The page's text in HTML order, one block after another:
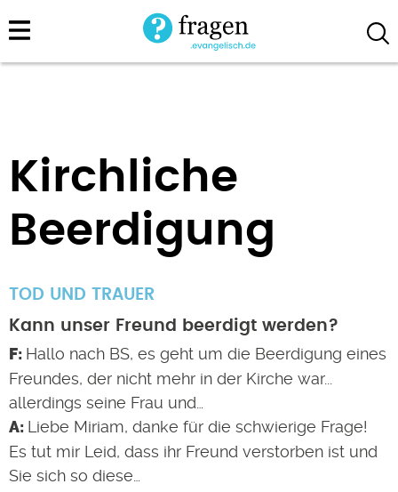
Direkt
zum
Kirchliche
Beerdigung
TOD UND TRAUER
Kann unser Freund beerdigt werden?
Hallo nach BS, es geht um die Beerdigung eines
Freundes, der nicht mehr in der Kirche war...
allerdings seine Frau und…
Liebe Miriam, danke für die schwierige Frage!
Es tut mir Leid, dass ihr Freund verstorben ist und
Sie sich so diese…